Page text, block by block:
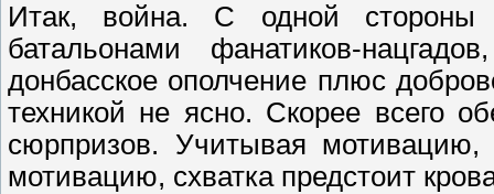
Итак, война. С одной стороны
батальонами фанатиков-
донбасское ополчение плюс
техникой не ясно. Скорее всего
сюрпризов. Учитывая
мотивацию, схватка предстоит